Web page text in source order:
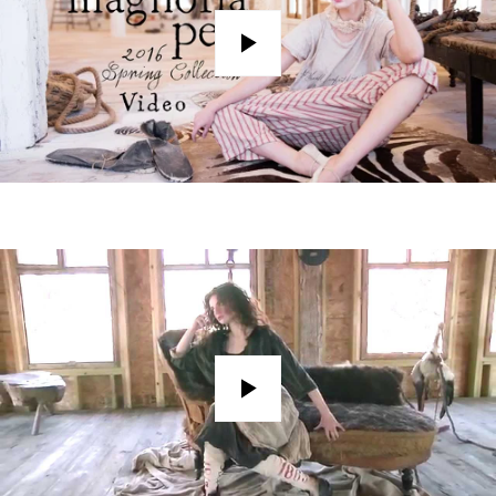
Play
Play